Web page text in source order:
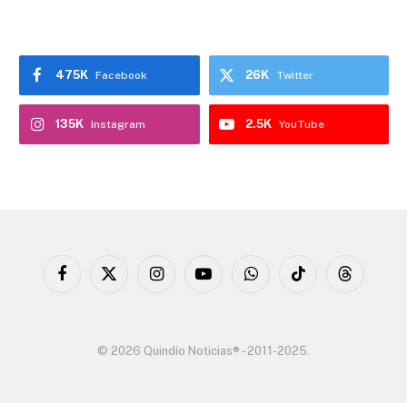
Facebook
475K Twitter
26K
Instagram
135K YouTube
2.5K
Facebook
X
InstagramYouTubeWhatsAppTikTok Threads
© 2026 Quindío Noticias® - 2011-2025.